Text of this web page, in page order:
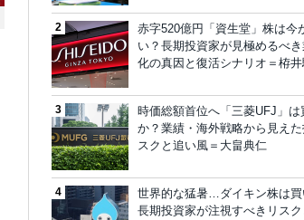
赤字520億円「資生堂」株は今
い？長期投資家が見極めるべ
化の真因と復活シナリオ＝栫
時価総額首位へ「三菱UFJ」は
か？業績・海外戦略から見えた
スクと追い風＝大畠典仁
世界的な猛暑…ダイキン株は買
長期投資家が注視すべきリス